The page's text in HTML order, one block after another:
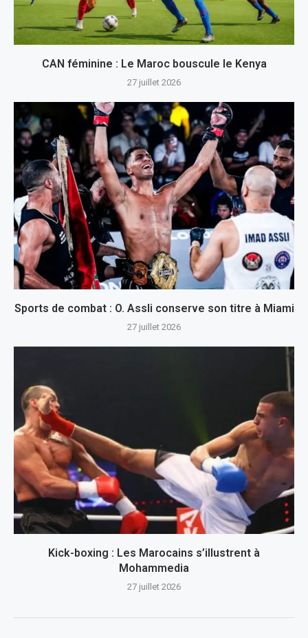
CAN féminine : Le Maroc bouscule le Kenya
27 juillet 2026
Sports de combat : O. Assli conserve son titre à Miami
27 juillet 2026
Kick-boxing : Les Marocains s’illustrent à
Mohammedia
27 juillet 2026